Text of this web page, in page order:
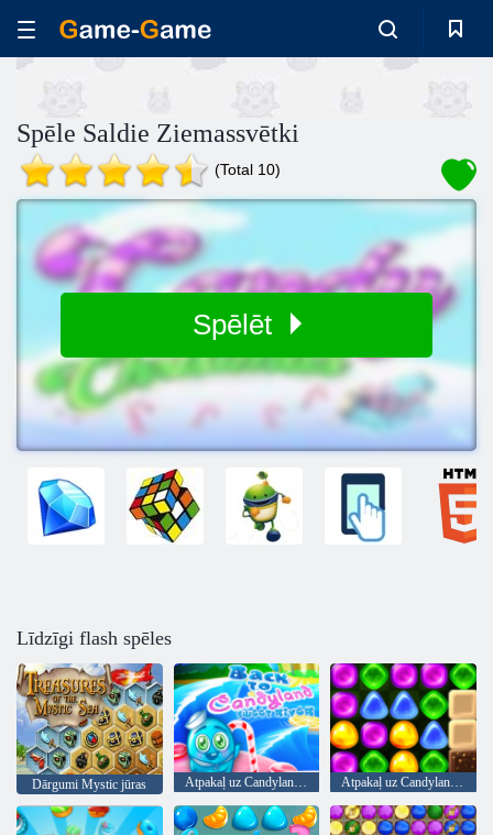
Spēle Saldie Ziemassvētki
(Total 10)
Spēlēt
Līdzīgi flash spēles
Dārgumi Mystic jūras Atpakaļ uz Candyland Sweet River Atpakaļ uz Candyland 4: Lollipop Garden